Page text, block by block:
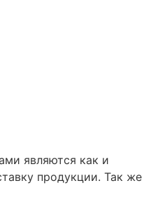
являются как и
продукции. Так же